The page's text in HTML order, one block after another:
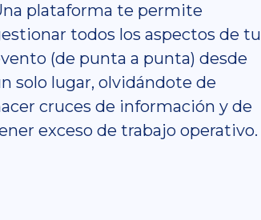
plataforma te permite
todos los aspectos de tu
(de punta a punta) desde
solo lugar, olvidándote de
cruces de información y de
exceso de trabajo operativo.